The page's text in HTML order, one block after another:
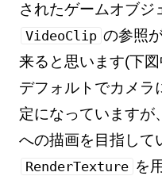
されたゲームオブジ
VideoClip の参照
来ると思います(下図
デフォルトでカメラ
定になっていますが
への描画を目指して
RenderTexture を